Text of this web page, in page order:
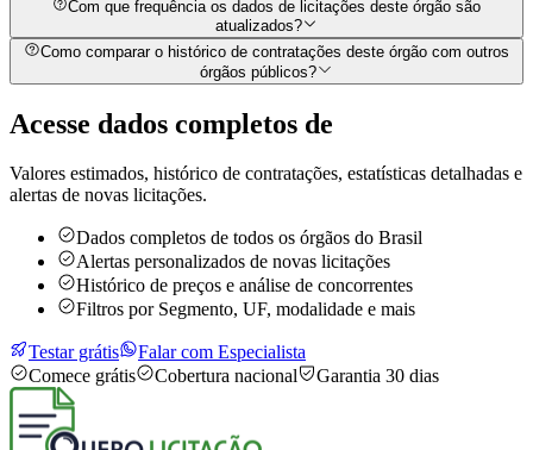
Com que frequência os dados de licitações deste órgão são
atualizados?
Como comparar o histórico de contratações deste órgão com outros
órgãos públicos?
Acesse dados completos de
Valores estimados, histórico de contratações, estatísticas detalhadas e
alertas de novas licitações.
Dados completos de todos os órgãos do Brasil
Alertas personalizados de novas licitações
Histórico de preços e análise de concorrentes
Filtros por Segmento, UF, modalidade e mais
Testar grátis
Falar com Especialista
Comece grátis
Cobertura nacional Garantia 30 dias